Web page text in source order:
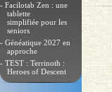
- Facilotab Zen : une
tablette
simplifiée pour les
seniors
- Généatique 2027 en
approche
- TEST : Terrinoth :
Heroes of Descent